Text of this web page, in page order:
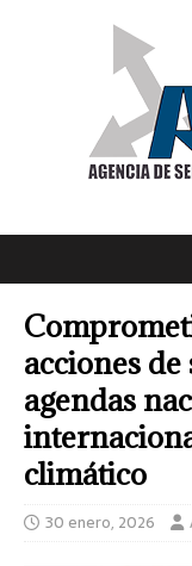
acciones
agendas
climático
30 enero, 2026